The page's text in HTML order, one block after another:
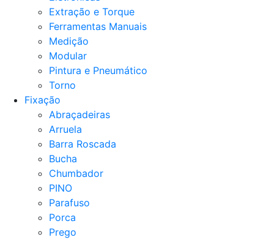
Extração e Torque
Ferramentas Manuais
Medição
Modular
Pintura e Pneumático
Torno
Fixação
Abraçadeiras
Arruela
Barra Roscada
Bucha
Chumbador
PINO
Parafuso
Porca
Prego